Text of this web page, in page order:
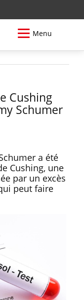
Menu
Cushing
Schumer
a été
Cushing, une
par un excès
peut faire